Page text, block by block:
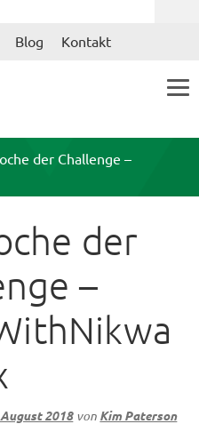
Navigation
Zum
Blog Kontakt
der Challenge –
August 2018 von Kim Paterson
der
–